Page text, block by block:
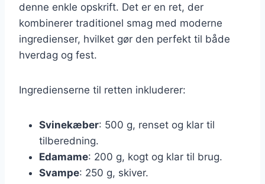
denne enkle opskrift. Det er en ret, der
kombinerer traditionel smag med moderne
ingredienser, hvilket gør den perfekt til både
hverdag og fest.
Ingredienserne til retten inkluderer:
Svinekæber: 500 g, renset og klar til
tilberedning.
Edamame: 200 g, kogt og klar til brug.
Svampe: 250 g, skiver.